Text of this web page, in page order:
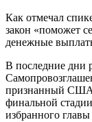
Как отмечал
закон «поможет
денежные
В последние дни
признанный США
финальной
избранного